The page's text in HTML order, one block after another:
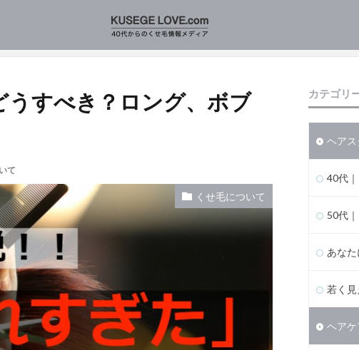
すべき？ロング、ボブ
て
くせ毛について
カテゴリ
ヘア
40代
50代
あな
若く
ヘア